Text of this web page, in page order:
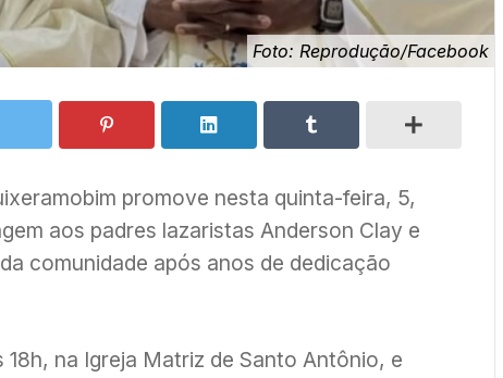
Foto: Reprodução/Facebook
promove nesta quinta-feira, 5,
aos padres lazaristas Anderson Clay e
comunidade após anos de dedicação
na Igreja Matriz de Santo Antônio, e